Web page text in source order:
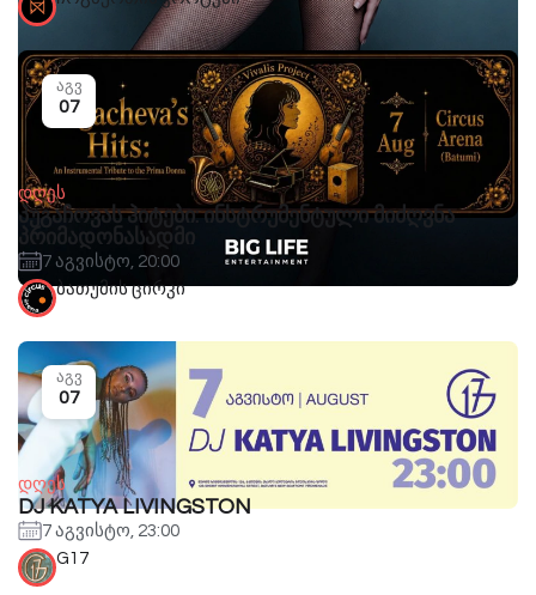
დღეს
პუგაჩოვას ჰიტები: ინსტრუმენტული მიძღვნა
პრიმადონასადმი
7 აგვისტო, 20:00
აგვ
07
ბათუმის ცირკი
დღეს
DJ KATYA LIVINGSTON
7 აგვისტო, 23:00
აგვ
07
G17